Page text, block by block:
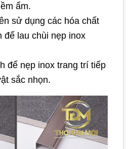
ẩm.
sử dụng các hóa chất
để lau chùi nẹp inox
để nẹp inox trang trí tiếp
sắc nhọn.